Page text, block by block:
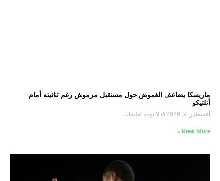
ماريسكا يضاعف الغموض حول مستقبل مرموش رغم ثنائيته أمام
أتلتيكو
أغسطس 9, 2026 لا توجد تعليقات
Read More »